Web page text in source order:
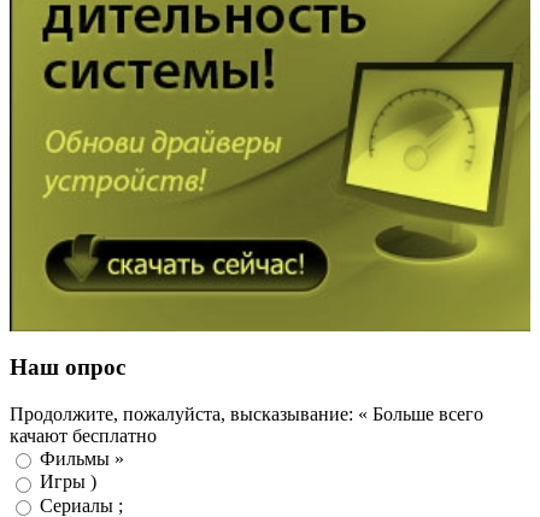
Наш опрос
Продолжите, пожалуйста, высказывание: « Больше всего
качают бесплатно
Фильмы »
Игры )
Сериалы ;